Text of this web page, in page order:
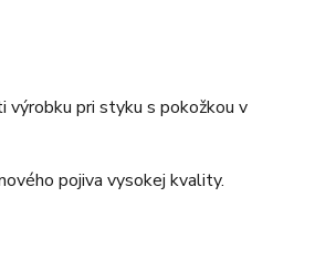
výrobku pri styku s pokožkou v
pojiva vysokej kvality.